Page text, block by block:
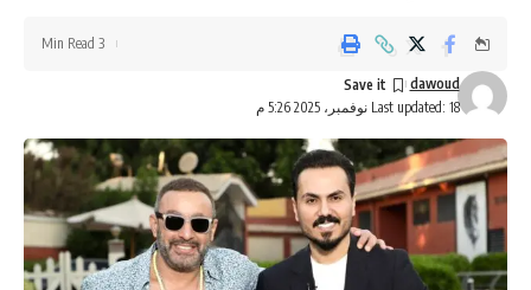
Last updated: 18 نوفمبر، 2025 5:26 م
dawoud
3 Min Read